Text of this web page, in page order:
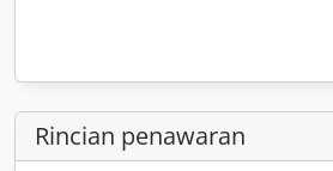
Rincian penawaran